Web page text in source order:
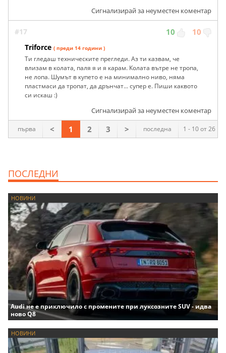
Сигнализирай за неуместен коментар
#17 10 10
Triforce ( преди 14 години )
Ти гледаш техническите прегледи. Аз ти казвам, че
влизам в колата, паля я и я карам. Колата вътре не тропа,
не лопа. Шумът в купето е на минимално ниво, няма
пластмаси да тропат, да дрънчат... супер е. Пиши каквото
си искаш :)
Сигнализирай за неуместен коментар
1 - 10 от 26
първа < 1 2 3 > последна
ПОСЛЕДНИ
НОВИНИ
Audi не е приключило с промените при луксозните SUV - идва
ново Q8
НОВИНИ